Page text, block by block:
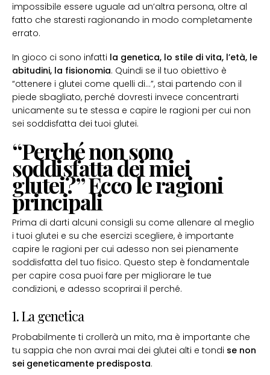
impossibile essere uguale ad un’altra persona, oltre al
fatto che staresti ragionando in modo completamente
errato.
In gioco ci sono infatti la genetica, lo stile di vita, l’età, le
abitudini, la fisionomia. Quindi se il tuo obiettivo è
“ottenere i glutei come quelli di…”, stai partendo con il
piede sbagliato, perché dovresti invece concentrarti
unicamente su te stessa e capire le ragioni per cui non
sei soddisfatta dei tuoi glutei.
“Perché non sono
soddisfatta dei miei
glutei?” Ecco le ragioni
principali
Prima di darti alcuni consigli su come allenare al meglio
i tuoi glutei e su che esercizi scegliere, è importante
capire le ragioni per cui adesso non sei pienamente
soddisfatta del tuo fisico. Questo step è fondamentale
per capire cosa puoi fare per migliorare le tue
condizioni, e adesso scoprirai il perché.
1. La genetica
Probabilmente ti crollerà un mito, ma è importante che
tu sappia che non avrai mai dei glutei alti e tondi se non
sei geneticamente predisposta.